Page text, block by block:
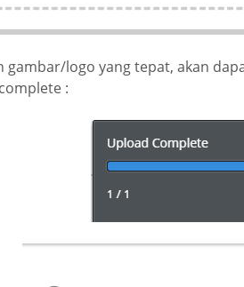
gambar/logo yang tepat, akan
: